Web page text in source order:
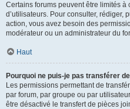
Certains forums peuvent être limités
d’utilisateurs. Pour consulter, rédiger,
action, vous avez besoin des
modérateur ou un administrateur du
Haut
Pourquoi ne puis-je pas transférer
Les permissions permettant de
par forum, par groupe ou par
être désactivé le transfert de pièces